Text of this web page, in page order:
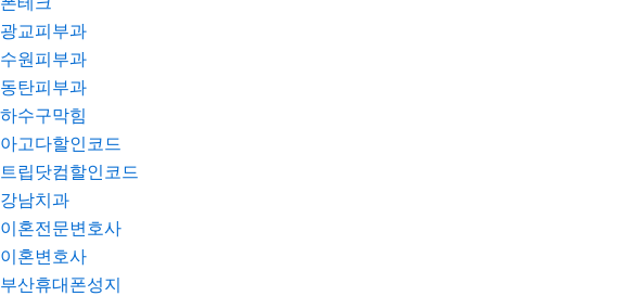
광교피부과
수원피부과
동탄피부과
하수구막힘
아고다할인코드
트립닷컴할인코드
강남치과
이혼전문변호사
이혼변호사
부산휴대폰성지